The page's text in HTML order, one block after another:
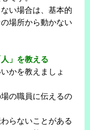
い場合は、基本的
場所から動かない
」を教える
かを教えましょ
の職員に伝えるの
らないことがある